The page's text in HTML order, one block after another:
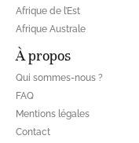
Afrique de l’Est
Afrique Australe
À propos
Qui sommes-nous ?
FAQ
Mentions légales
Contact